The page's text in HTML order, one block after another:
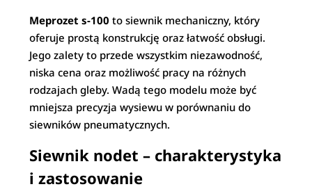
Meprozet s-100 to siewnik mechaniczny, który
oferuje prostą konstrukcję oraz łatwość obsługi.
Jego zalety to przede wszystkim niezawodność,
niska cena oraz możliwość pracy na różnych
rodzajach gleby. Wadą tego modelu może być
mniejsza precyzja wysiewu w porównaniu do
siewników pneumatycznych.
Siewnik nodet – charakterystyka
i zastosowanie